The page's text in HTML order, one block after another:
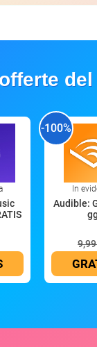
-100%
In
Audible:
gg